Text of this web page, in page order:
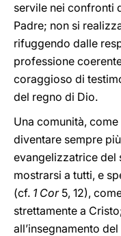
servile nei confronti
Padre; non si
rifuggendo dalle
professione
coraggioso di
del regno di Dio.
Una comunità,
diventare sempre
evangelizzatrice del
mostrarsi a tutti, e
(cf. 1 Cor5, 12),
strettamente a
all’insegnamento